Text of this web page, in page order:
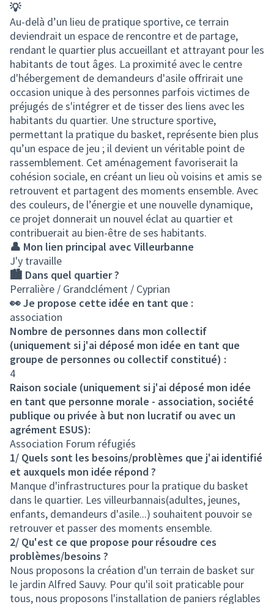
💡
Au-delà d’un lieu de pratique sportive, ce terrain
deviendrait un espace de rencontre et de partage,
rendant le quartier plus accueillant et attrayant pour les
habitants de tout âges. La proximité avec le centre
d'hébergement de demandeurs d'asile offrirait une
occasion unique à des personnes parfois victimes de
préjugés de s'intégrer et de tisser des liens avec les
habitants du quartier. Une structure sportive,
permettant la pratique du basket, représente bien plus
qu’un espace de jeu ; il devient un véritable point de
rassemblement. Cet aménagement favoriserait la
cohésion sociale, en créant un lieu où voisins et amis se
retrouvent et partagent des moments ensemble. Avec
des couleurs, de l’énergie et une nouvelle dynamique,
ce projet donnerait un nouvel éclat au quartier et
contribuerait au bien-être de ses habitants.
👤 Mon lien principal avec Villeurbanne
J'y travaille
🏙️ Dans quel quartier ?
Perralière / Grandclément / Cyprian
👀 Je propose cette idée en tant que :
association
Nombre de personnes dans mon collectif
(uniquement si j'ai déposé mon idée en tant que
groupe de personnes ou collectif constitué) :
4
Raison sociale (uniquement si j'ai déposé mon idée
en tant que personne morale - association, société
publique ou privée à but non lucratif ou avec un
agrément ESUS):
Association Forum réfugiés
1/ Quels sont les besoins/problèmes que j'ai identifié
et auxquels mon idée répond ?
Manque d'infrastructures pour la pratique du basket
dans le quartier. Les villeurbannais(adultes, jeunes,
enfants, demandeurs d'asile...) souhaitent pouvoir se
retrouver et passer des moments ensemble.
2/ Qu'est ce que propose pour résoudre ces
problèmes/besoins ?
Nous proposons la création d'un terrain de basket sur
le jardin Alfred Sauvy. Pour qu'il soit praticable pour
tous, nous proposons l'installation de paniers réglables